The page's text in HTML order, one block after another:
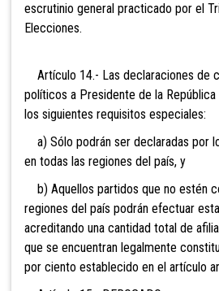
escrutinio general practicado por el
Elecciones.
Artículo 14.- Las declaraciones de
políticos a Presidente de la
los siguientes requisitos especiales:
a) Sólo podrán ser declaradas por
en todas las regiones del país, y
b) Aquellos partidos que no estén
regiones del país podrán efectuar
acreditando una cantidad total de
que se encuentran legalmente
por ciento establecido en el artículo